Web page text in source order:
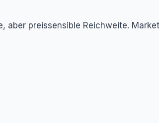
preissensible Reichweite.